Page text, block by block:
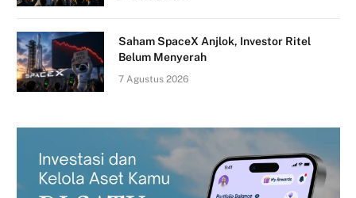
Saham SpaceX Anjlok, Investor Ritel
Belum Menyerah
7 Agustus 2026